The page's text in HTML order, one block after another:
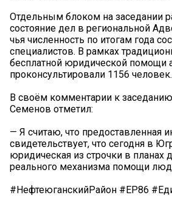
Отдельным блоком на заседании
состояние дел в региональной
чья численность по итогам года
специалистов. В рамках
бесплатной юридической помощи
проконсультировали 1156 человек.
В своём комментарии к
Семенов отметил:
— Я считаю, что предоставленная
свидетельствует, что сегодня в
юридическая из строчки в планах
реального механизма помощи
#НефтеюганскийРайон #ЕР86